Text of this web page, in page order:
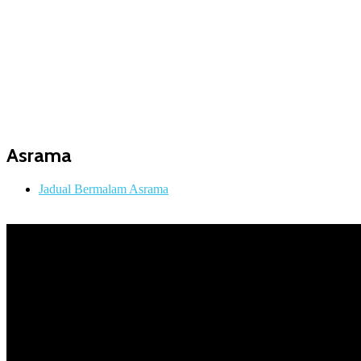
Asrama
Jadual Bermalam Asrama